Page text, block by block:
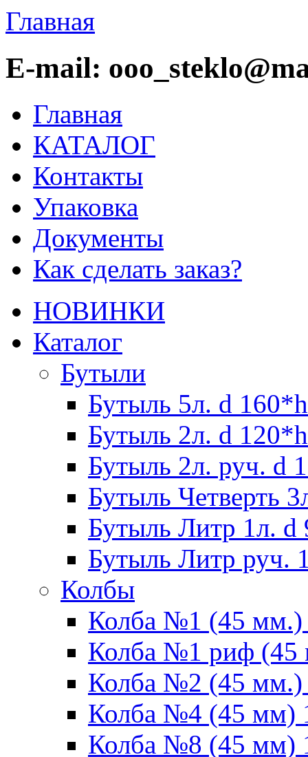
Главная
E-mail:
Главная
КАТАЛОГ
Контакты
Упаковка
Документы
Как сделать заказ?
НОВИНКИ
Каталог
Бутыли
Бутыль 5л. d
Бутыль 2л. d
Бутыль 2л. руч. d
Бутыль Четверть
Бутыль Литр 1л.
Бутыль Литр руч.
Колбы
Колба №1 (45 мм.)
Колба №1 риф (45
Колба №2 (45 мм.)
Колба №4 (45 мм)
Колба №8 (45 мм)